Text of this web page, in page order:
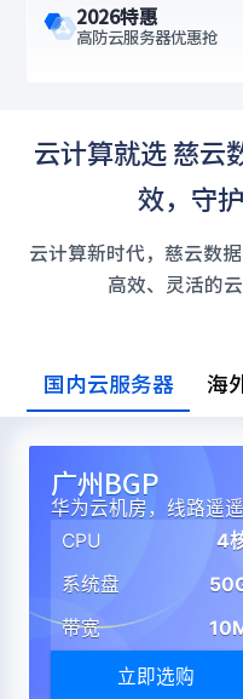
注册尊享好礼
新用户畅享域名、云计
云计算就选 慈云
效，守
云计算新时代，慈云数
高效、灵活的云
国内云服务器 海
广州BGP
华为云机房，线路遥
CPU
4
系统盘
带宽
立即选购